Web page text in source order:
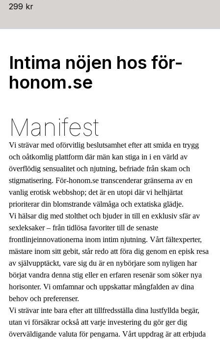
299 kr
Intima nöjen hos för-
honom.se
Manifest
Vi strävar med oförvitlig beslutsamhet efter att smida en trygg
och oåtkomlig plattform där män kan stiga in i en värld av
överflödig sensualitet och njutning, befriade från skam och
stigmatisering. För-honom.se transcenderar gränserna av en
vanlig erotisk webbshop; det är en utopi där vi helhjärtat
prioriterar din blomstrande välmåga och extatiska glädje.
Vi hälsar dig med stolthet och bjuder in till en exklusiv sfär av
sexleksaker – från tidlösa favoriter till de senaste
frontlinjeinnovationerna inom intim njutning. Vårt fältexperter,
mästare inom sitt gebit, står redo att föra dig genom en episk resa
av självupptäckt, vare sig du är en nybörjare som nyligen har
börjat vandra denna stig eller en erfaren resenär som söker nya
horisonter. Vi omfamnar och uppskattar mångfalden av dina
behov och preferenser.
Vi strävar inte bara efter att tillfredsställa dina lustfyllda begär,
utan vi försäkrar också att varje investering du gör ger dig
överväldigande valuta för pengarna. Vårt uppdrag är att erbjuda